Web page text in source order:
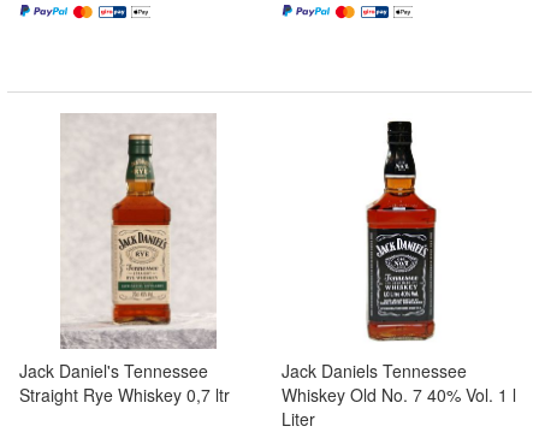
Jack Daniel's Tennessee
Straight Rye Whiskey 0,7 ltr
Jack Daniels Tennessee
Whiskey Old No. 7 40% Vol. 1 l
Liter